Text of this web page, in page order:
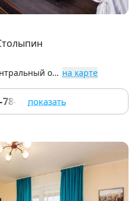
Харьковская улица, 27, Центральный округ на карте
44 показать